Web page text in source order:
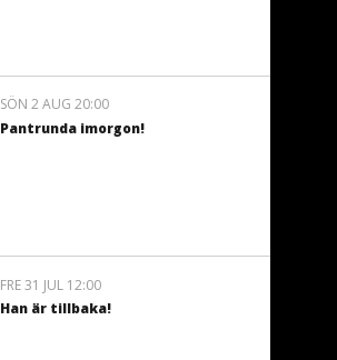
SÖN 2 AUG 20:00
Pantrunda imorgon!
FRE 31 JUL 12:00
Han är tillbaka!